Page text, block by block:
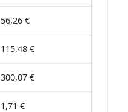
56,26 €
115,48 €
300,07 €
1,71 €